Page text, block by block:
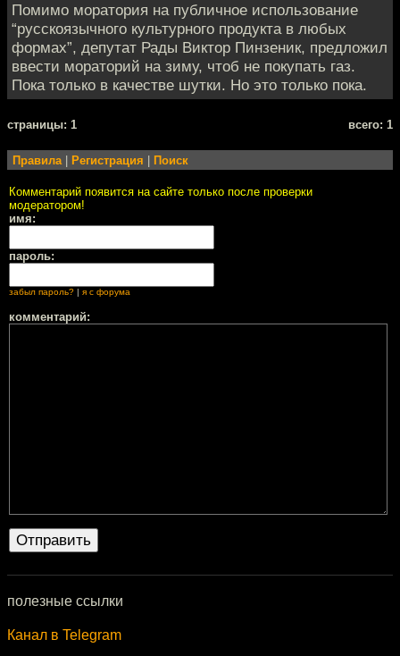
Помимо моратория на публичное использование
“русскоязычного культурного продукта в любых
формах”, депутат Рады Виктор Пинзеник, предложил
ввести мораторий на зиму, чтоб не покупать газ.
Пока только в качестве шутки. Но это только пока.
cтраницы: 1 всего: 1
Правила| Регистрация Поиск
Комментарий появится на сайте только после проверки
модератором!
имя:
пароль:
забыл пароль? | я с форума
комментарий:
полезные ссылки
Канал в Telegram